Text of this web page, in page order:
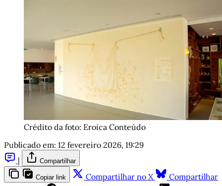
Crédito da foto: Eroica Conteúdo
Publicado em: 12 fevereiro 2026, 19:29
|
Compartilhar
Copiar link Compartilhar no X
Compartilhar